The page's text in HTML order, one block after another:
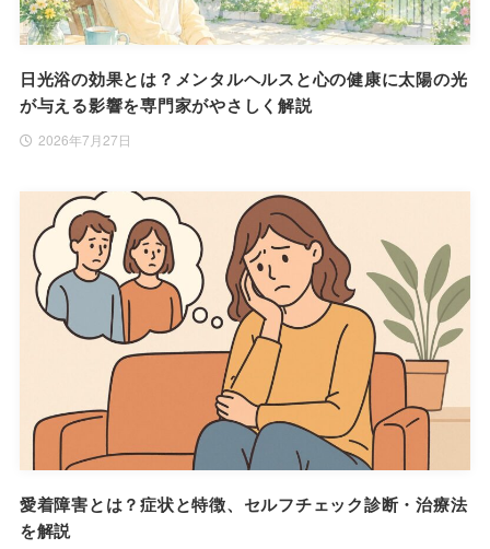
日光浴の効果とは？メンタルヘルスと心の健康に太陽の光
が与える影響を専門家がやさしく解説
2026年7月27日
愛着障害とは？症状と特徴、セルフチェック診断・治療法
を解説